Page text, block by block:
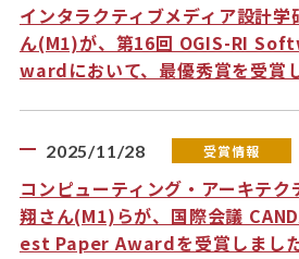
インタラクティブメディア設計学
ん(M1)が、第16回 OGIS-RI
wardにおいて、最優秀賞を受賞
2025/11/28 受賞情報
コンピューティング・アーキテク
翔さん(M1)らが、国際会議
est Paper Awardを受賞しました